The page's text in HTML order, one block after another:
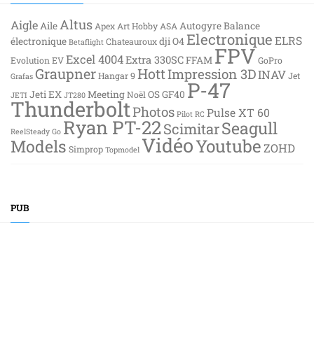
AigleAile Altus Apex Art Hobby ASA AutogyreBalance
électronique Betaflight Chateaurouxdji O4Electronique ELRS
Evolution EVExcel 4004Extra 330SCFFAM FPVGoPro
Grafas GraupnerHangar 9 HottImpression 3DINAVJet
JETI Jeti EX JT280 MeetingNoël OS GF40 P-47
ThunderboltPhotos Pilot RC Pulse XT 60
ReelSteady Go Ryan PT-22ScimitarSeagull
Models Simprop Topmodel VidéoYoutube ZOHD
PUB